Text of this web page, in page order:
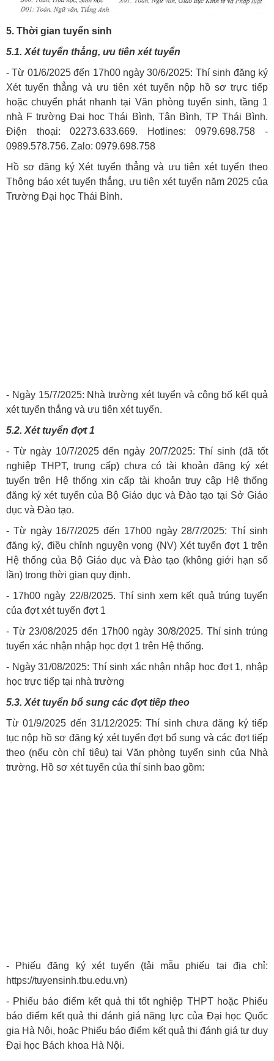
5. Thời gian tuyển sinh
5.1. Xét tuyển thẳng, ưu tiên xét tuyển
- Từ 01/6/2025 đến 17h00 ngày 30/6/2025: Thí sinh đăng ký
Xét tuyển thẳng và ưu tiên xét tuyển nộp hồ sơ trực tiếp
hoặc chuyển phát nhanh tại Văn phòng tuyển sinh, tầng 1
nhà F trường Đại học Thái Bình, Tân Bình, TP Thái Bình.
Điện thoại: 02273.633.669. Hotlines: 0979.698.758 -
0989.578.756. Zalo: 0979.698.758
Hồ sơ đăng ký Xét tuyển thẳng và ưu tiên xét tuyển theo
Thông báo xét tuyển thẳng, ưu tiên xét tuyển năm 2025 của
Trường Đại học Thái Bình.
- Ngày 15/7/2025: Nhà trường xét tuyển và công bố kết quả
xét tuyển thẳng và ưu tiên xét tuyển.
5.2. Xét tuyển đợt 1
- Từ ngày 10/7/2025 đến ngày 20/7/2025: Thí sinh (đã tốt
nghiệp THPT, trung cấp) chưa có tài khoản đăng ký xét
tuyển trên Hệ thống xin cấp tài khoản truy cập Hệ thống
đăng ký xét tuyển của Bộ Giáo dục và Đào tạo tại Sở Giáo
dục và Đào tạo.
- Từ ngày 16/7/2025 đến 17h00 ngày 28/7/2025: Thí sinh
đăng ký, điều chỉnh nguyện vọng (NV) Xét tuyển đợt 1 trên
Hệ thống của Bộ Giáo dục và Đào tạo (không giới hạn số
lần) trong thời gian quy định.
- 17h00 ngày 22/8/2025. Thí sinh xem kết quả trúng tuyển
của đợt xét tuyển đợt 1
- Từ 23/08/2025 đến 17h00 ngày 30/8/2025. Thí sinh trúng
tuyển xác nhận nhập học đợt 1 trên Hệ thống.
- Ngày 31/08/2025: Thí sinh xác nhận nhập học đợt 1, nhập
học trực tiếp tại nhà trường
5.3. Xét tuyển bổ sung các đợt tiếp theo
Từ 01/9/2025 đến 31/12/2025: Thí sinh chưa đăng ký tiếp
tục nộp hồ sơ đăng ký xét tuyển đợt bổ sung và các đợt tiếp
theo (nếu còn chỉ tiêu) tại Văn phòng tuyển sinh của Nhà
trường. Hồ sơ xét tuyển của thí sinh bao gồm:
- Phiếu đăng ký xét tuyển (tải mẫu phiếu tại địa chỉ:
https://tuyensinh.tbu.edu.vn)
- Phiếu báo điểm kết quả thi tốt nghiệp THPT hoặc Phiếu
báo điểm kết quả thi đánh giá năng lực của Đại học Quốc
gia Hà Nội, hoặc Phiếu báo điểm kết quả thi đánh giá tư duy
Đại học Bách khoa Hà Nội.